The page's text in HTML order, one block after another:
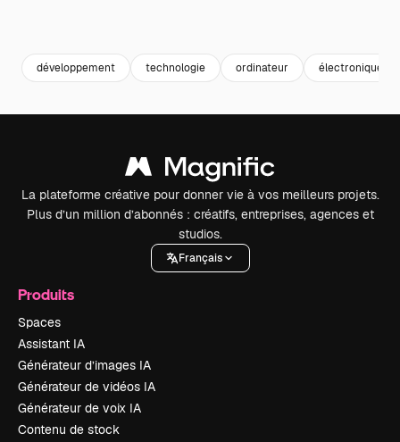
développement technologie ordinateur électronique
La plateforme créative pour donner vie à vos meilleurs projets.
Plus d’un million d’abonnés : créatifs, entreprises, agences et
studios.
Français
Produits
Spaces
Assistant IA
Générateur d’images IA
Générateur de vidéos IA
Générateur de voix IA
Contenu de stock